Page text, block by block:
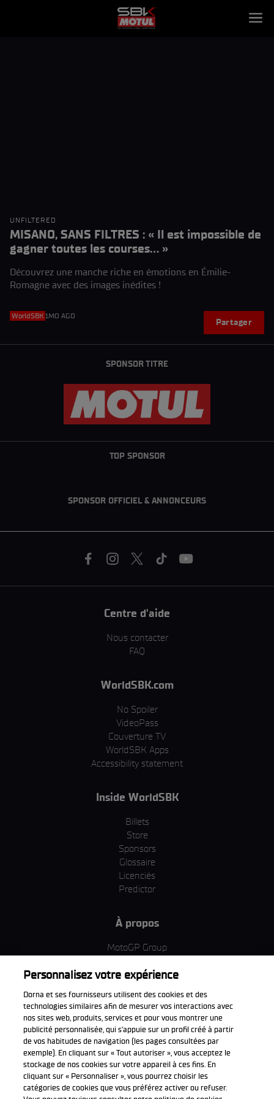
UNFILTERED
MISANO, SANS FILTRES : « Il est impossible de
gagner toutes les courses… »
Découvrez une manche riche en émotions en Émilie-
Romagne avec des images inédites !
WorldSBK 1MO AGO
Partager
SPONSOR TITRE
TOP SPONSOR
SPONSOR OFFICIEL & ANNONCEURS
Centre d'aide
Nous contacter
FAQ
WorldSBK.com
No Spoiler
VideoPass
Couverture TV
WorldSBK Apps
Accessibility statement
Inside WorldSBK
Billets
Store
Sponsors
Glossaire
Licenciés
Predictor
À propos
MotoGP Group
Termes et conditions d'utilisation
Politique de confidentialité
Politique d’achat
Télécharger l'appli officiell
Personnalisez votre expérience
Dorna et ses fournisseurs utilisent des cookies et des
technologies similaires afin de mesurer vos interactions avec
nos sites web, produits, services et pour vous montrer une
publicité personnalisée, qui s’appuie sur un profil créé à partir
de vos habitudes de navigation (les pages consultées par
exemple). En cliquant sur « Tout autoriser », vous acceptez le
stockage de nos cookies sur votre appareil à ces fins. En
cliquant sur « Personnaliser », vous pourrez choisir les
catégories de cookies que vous préférez activer ou refuser.